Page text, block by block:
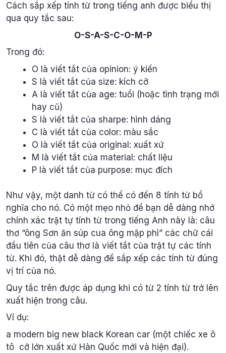
Cách sắp xếp tính từ trong tiếng anh được biểu thị
qua quy tắc sau:
O-S-A-S-C-O-M-P
Trong đó:
O là viết tắt của opinion: ý kiến
S là viết tắt của size: kích cỡ
A là viết tắt của age: tuổi (hoặc tình trạng mới
hay cũ)
S là viết tắt của sharpe: hình dáng
C là viết tắt của color: màu sắc
O là viết tắt của original: xuất xứ
M là viết tắt của material: chất liệu
P là viết tắt của purpose: mục đích
Như vậy, một danh từ có thể có đến 8 tính từ bổ
nghĩa cho nó. Có một mẹo nhỏ để bạn dễ dàng nhớ
chính xác trật tự tính từ trong tiếng Anh này là: câu
thơ “ông Sơn ăn súp cua ông mập phì” các chữ cái
đầu tiên của câu thơ là viết tắt của trật tự các tính
từ. Khi đó, thật dễ dàng để sắp xếp các tính từ đúng
vị trí của nó.
Quy tắc trên được áp dụng khi có từ 2 tính từ trở lên
xuất hiện trong câu.
Ví dụ:
a modern big new black Korean car (một chiếc xe ô
tô cỡ lớn xuất xứ Hàn Quốc mới và hiện đại).